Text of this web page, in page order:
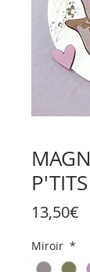
13,50€
Miroir *